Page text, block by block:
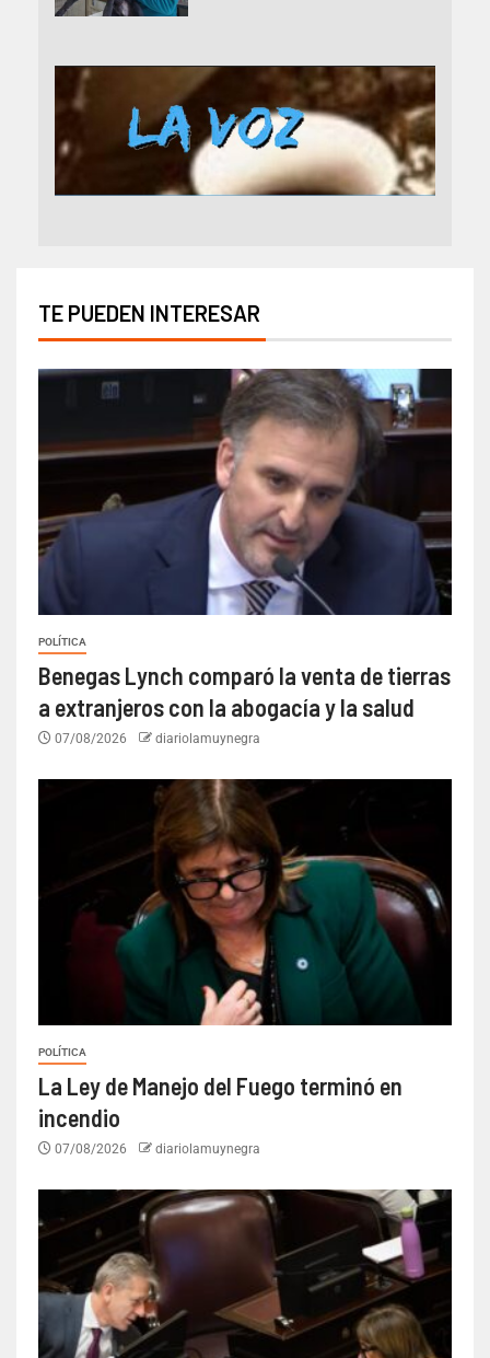
TE PUEDEN INTERESAR
POLÍTICA
Benegas Lynch comparó la venta de tierras
a extranjeros con la abogacía y la salud
07/08/2026 diariolamuynegra
POLÍTICA
La Ley de Manejo del Fuego terminó en
incendio
07/08/2026 diariolamuynegra